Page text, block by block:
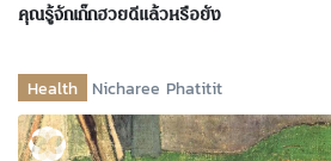
คุณรู้จักเก๊กฮวยดีแล้วหรือยัง
Health Nicharee Phatitit